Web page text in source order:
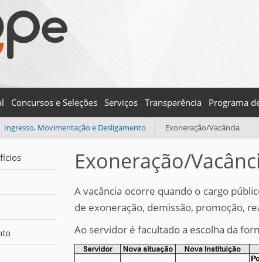
Concursos e Seleções Serviços Transparência Programa
Ingresso, Movimentação e Desligamento Exoneração/Vacância
Exoneração/
A vacância ocorre quando o cargo
de exoneração, demissão, promoção,
Ao servidor é facultado a escolha da